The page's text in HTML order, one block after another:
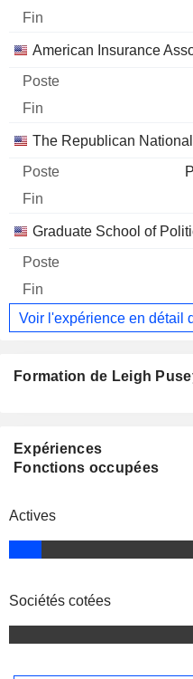
American Insurance
The Republican
Graduate School of
Voir l'expérience en détail
Formation de Leigh
Expériences
Fonctions occupées
Actives
Sociétés cotées